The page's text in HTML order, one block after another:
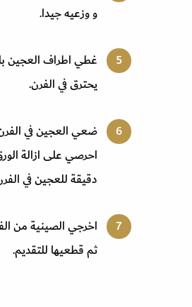
و وزعيه جيدا.
غطي اطراف العجين
يحترق في الفرن.
دقيقة للعجين في
اخرجي الصينية من
ثم قطعيها للتقديم.